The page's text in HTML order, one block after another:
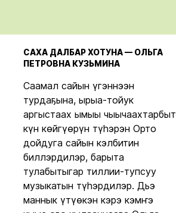
САХА ДАЛБАР ХОТУНА — ОЛЬГА
ПЕТРОВНА КУЗЬМИНА
Саамал сайын үгэннээн
турдаҕына, ырыа-тойук
аргыстаах ымыы чыычаахтарбыт
күн көйгүөрүн түһэрэн Орто
дойдуга сайын кэлбитин
биллэрдилэр, барыта
тулабытыгар тиллии-тупсуу
музыкатын түһэрдилэр. Дьэ
маннык үтүөкэн кэрэ кэмҥэ